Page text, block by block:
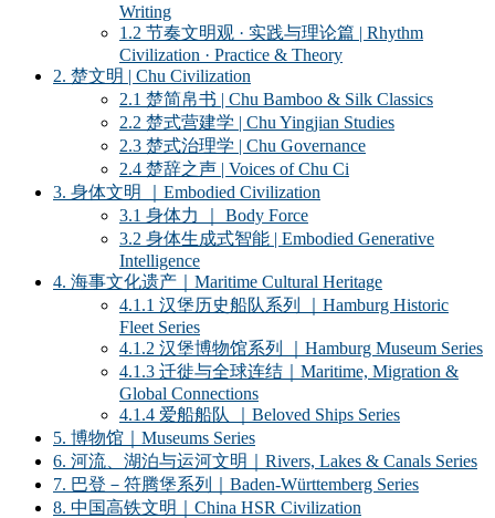
Writing
1.2 节奏文明观 · 实践与理论篇 | Rhythm
Civilization · Practice & Theory
2. 楚文明 | Chu Civilization
2.1 楚简帛书 | Chu Bamboo & Silk Classics
2.2 楚式营建学 | Chu Yingjian Studies
2.3 楚式治理学 | Chu Governance
2.4 楚辞之声 | Voices of Chu Ci
3. 身体文明 ｜Embodied Civilization
3.1 身体力 ｜ Body Force
3.2 身体生成式智能 | Embodied Generative
Intelligence
4. 海事文化遗产｜Maritime Cultural Heritage
4.1.1 汉堡历史船队系列 ｜Hamburg Historic
Fleet Series
4.1.2 汉堡博物馆系列 ｜Hamburg Museum Series
4.1.3 迁徙与全球连结｜Maritime, Migration &
Global Connections
4.1.4 爱船船队 ｜Beloved Ships Series
5. 博物馆｜Museums Series
6. 河流、湖泊与运河文明｜Rivers, Lakes & Canals Series
7. 巴登－符腾堡系列｜Baden-Württemberg Series
8. 中国高铁文明｜China HSR Civilization